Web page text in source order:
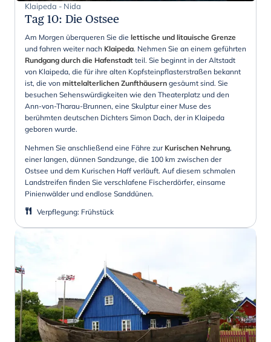
Klaipeda - Nida
Tag 10: Die Ostsee
Am Morgen überqueren Sie die lettische und litauische Grenze
und fahren weiter nach Klaipeda. Nehmen Sie an einem geführten
Rundgang durch die Hafenstadt teil. Sie beginnt in der Altstadt
von Klaipeda, die für ihre alten Kopfsteinpflasterstraßen bekannt
ist, die von mittelalterlichen Zunfthäusern gesäumt sind. Sie
besuchen Sehenswürdigkeiten wie den Theaterplatz und den
Ann-von-Tharau-Brunnen, eine Skulptur einer Muse des
berühmten deutschen Dichters Simon Dach, der in Klaipeda
geboren wurde.
Nehmen Sie anschließend eine Fähre zur Kurischen Nehrung,
einer langen, dünnen Sandzunge, die 100 km zwischen der
Ostsee und dem Kurischen Haff verläuft. Auf diesem schmalen
Landstreifen finden Sie verschlafene Fischerdörfer, einsame
Pinienwälder und endlose Sanddünen.
Verpflegung: Frühstück